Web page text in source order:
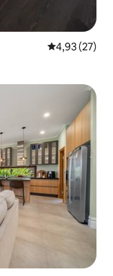
Gemiddelde
4,93 (27)